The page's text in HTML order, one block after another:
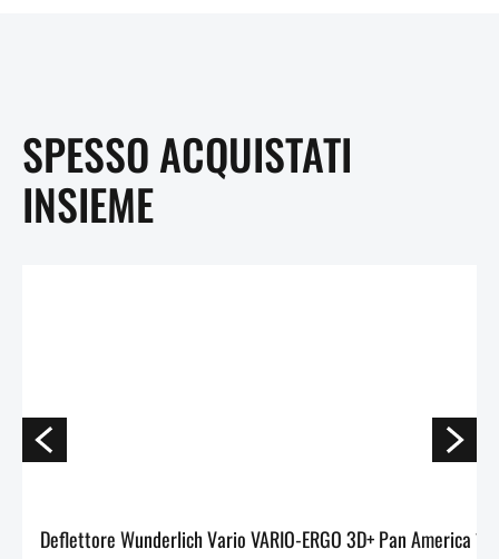
SPESSO ACQUISTATI
INSIEME
Deflettore Wunderlich Vario VARIO-ERGO 3D+ Pan America